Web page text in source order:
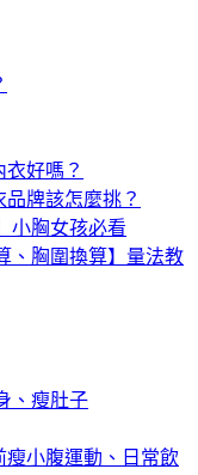
好嗎？
品牌該怎麼挑？
小胸女孩必看
、胸圍換算】量法教
、瘦肚子
瘦小腹運動、日常飲